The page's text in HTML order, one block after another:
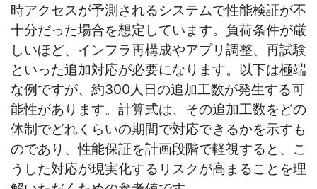
時アクセスが予測されるシステムで性能検証が不
十分だった場合を想定しています。負荷条件が厳
しいほど、インフラ再構成やアプリ調整、再試験
といった追加対応が必要になります。以下は極端
な例ですが、約300 人日の追加工数が発生する可
能性があります。計算式は、その追加工数をどの
体制でどれくらいの期間で対応できるかを示すも
のであり、性能保証を計画段階で軽視すると、こ
うした対応が現実化するリスクが高まることを理